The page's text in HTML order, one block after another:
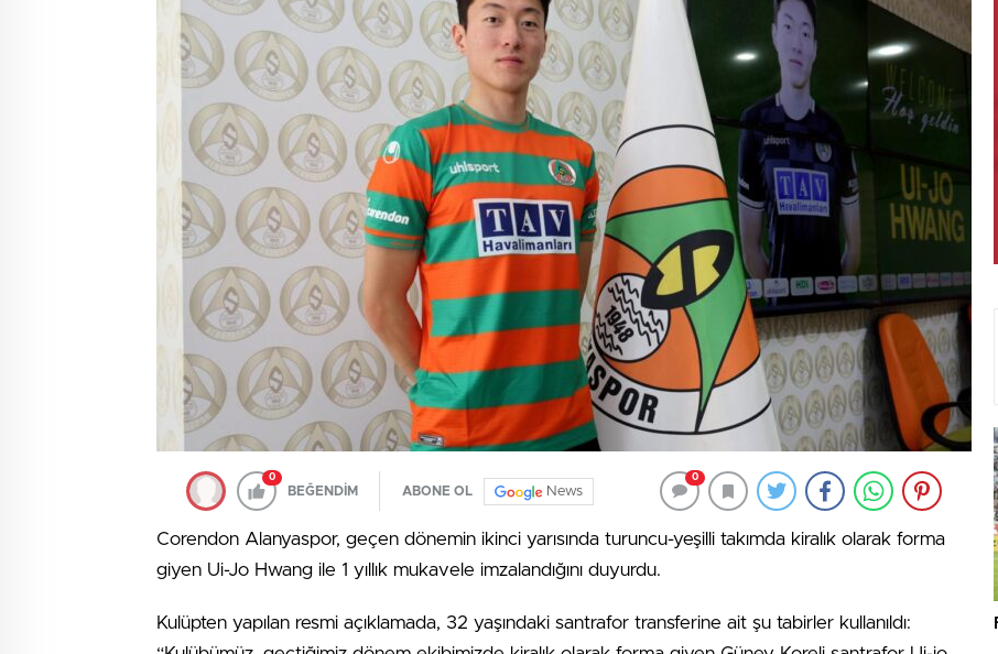
0
BEĞENDİM ABONE OL News
0
Corendon Alanyaspor, geçen dönemin ikinci yarısında turuncu-yeşilli takımda kiralık olarak forma
giyen Ui-Jo Hwang ile 1 yıllık mukavele imzalandığını duyurdu.
Kulüpten yapılan resmi açıklamada, 32 yaşındaki santrafor transferine ait şu tabirler kullanıldı: